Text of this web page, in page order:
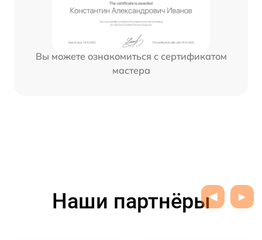
Вы можете ознакомиться с сертификатом
мастера
Наши партнёры